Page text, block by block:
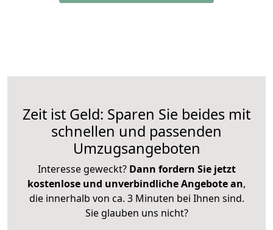
Zeit ist Geld: Sparen Sie beides mit
schnellen und passenden
Umzugsangeboten
Interesse geweckt? Dann fordern Sie jetzt
kostenlose und unverbindliche Angebote an,
die innerhalb von ca. 3 Minuten bei Ihnen sind.
Sie glauben uns nicht?